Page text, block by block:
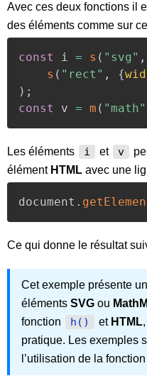
Avec ces deux fonctions il
des éléments comme sur
const i = s ( "svg" ,
s ( "rect" , {
) ;
const
v = m ( "math"
Les éléments i et v
élément HTML avec une
document .
Ce qui donne le résultat
Cet exemple présente
éléments SVG ou
fonction
h() et HTML
pratique. Les exemples
l’utilisation de la fonction